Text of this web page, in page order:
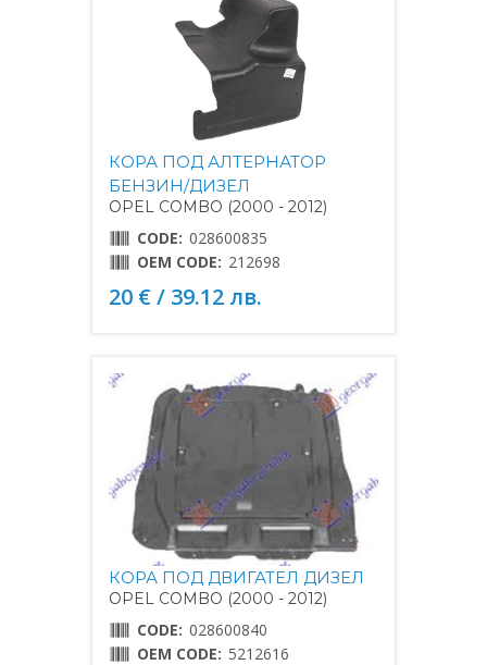
КОРА ПОД АЛТЕРНАТОР
БЕНЗИН/ДИЗЕЛ
OPEL COMBO (2000 - 2012)
CODE: 028600835
OEM CODE: 212698
20 € / 39.12 лв.
КОРА ПОД ДВИГАТЕЛ ДИЗЕЛ
OPEL COMBO (2000 - 2012)
CODE: 028600840
OEM CODE: 5212616